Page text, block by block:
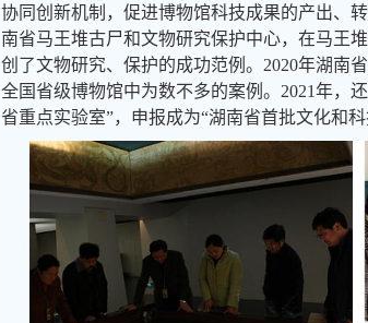
协同创新机制，促进博物馆科技成果的产出、
南省马王堆古尸和文物研究保护中心，在马王
创了文物研究、保护的成功范例。2020年湖南
全国省级博物馆中为数不多的案例。2021年，
省重点实验室”，申报成为“湖南省首批文化和科